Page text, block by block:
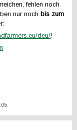
fehlen noch
nur nochbis zum
deu/!